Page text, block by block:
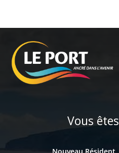
Vous êtes